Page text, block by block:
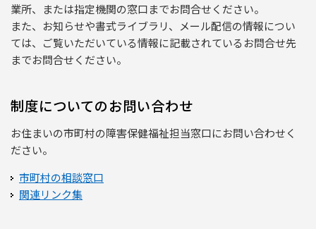
業所、または指定機関の窓口までお問合せください。
また、お知らせや書式ライブラリ、メール配信の情報につい
ては、ご覧いただいている情報に記載されているお問合せ先
までお問合せください。
制度についてのお問い合わせ
お住まいの市町村の障害保健福祉担当窓口にお問い合わせく
ださい。
市町村の相談窓口
関連リンク集